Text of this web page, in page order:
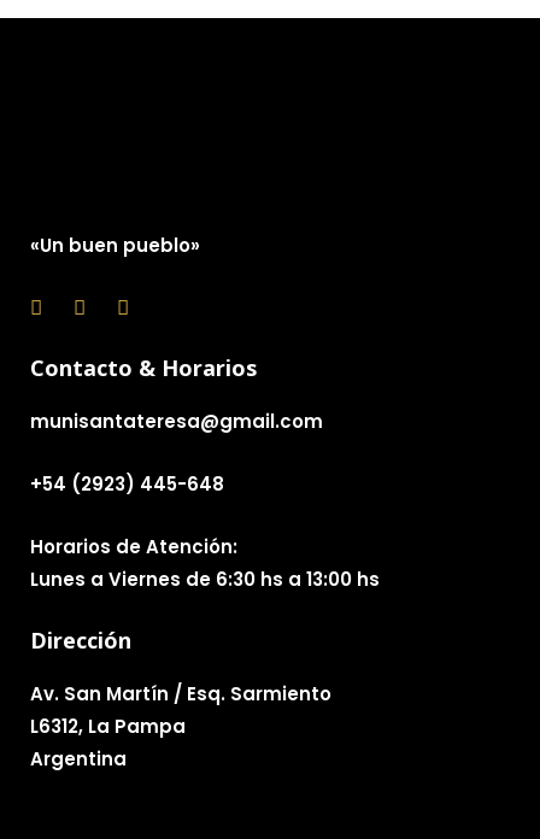
«Un buen pueblo»
Contacto & Horarios
munisantateresa@gmail.com
+54 (2923) 445-648
Horarios de Atención:
Lunes a Viernes de 6:30 hs a 13:00 hs
Dirección
Av. San Martín / Esq. Sarmiento
L6312, La Pampa
Argentina